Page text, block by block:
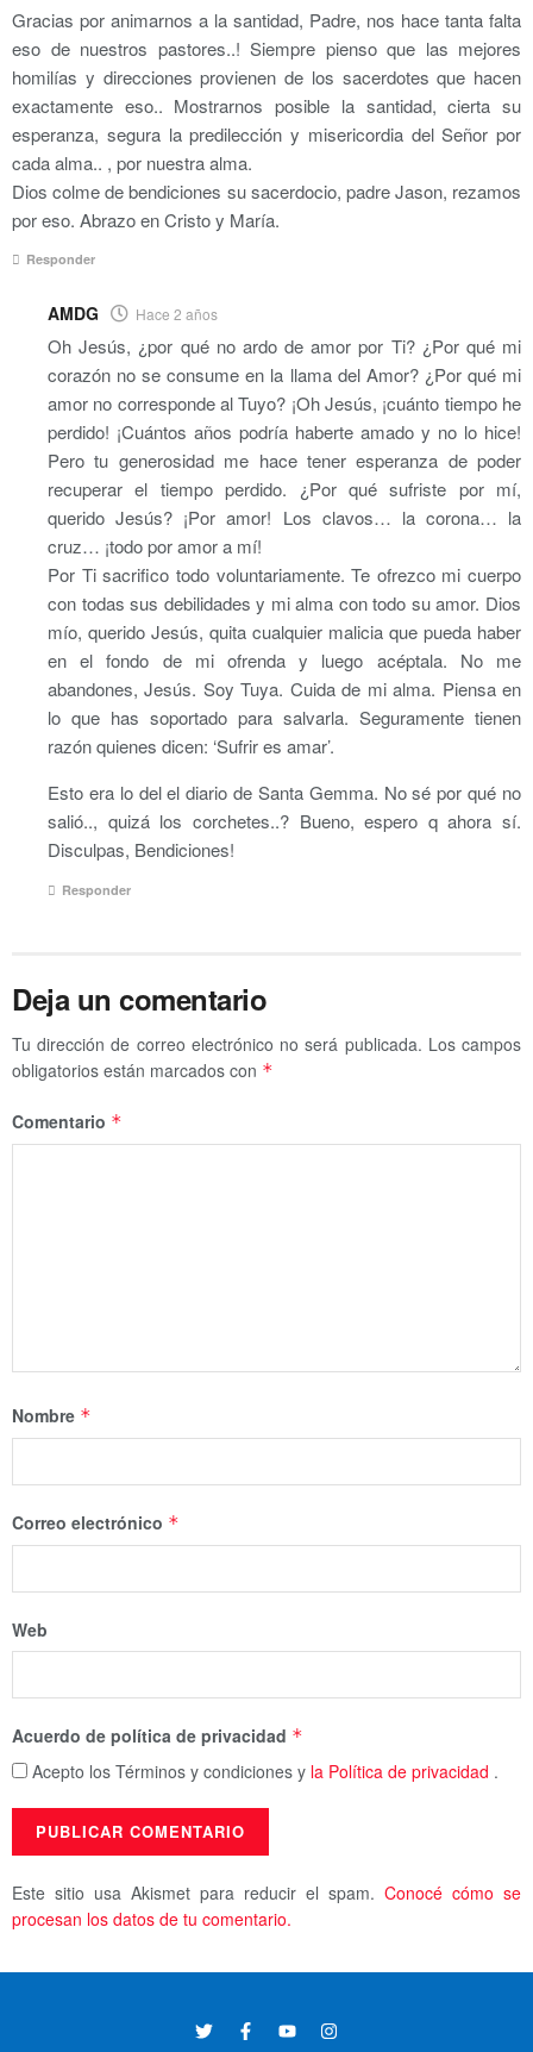
Gracias por animarnos a la santidad, Padre, nos hace tanta falta
eso de nuestros pastores..! Siempre pienso que las mejores
homilías y direcciones provienen de los sacerdotes que hacen
exactamente eso.. Mostrarnos posible la santidad, cierta su
esperanza, segura la predilección y misericordia del Señor por
cada alma.. , por nuestra alma.
Dios colme de bendiciones su sacerdocio, padre Jason, rezamos
por eso. Abrazo en Cristo y María.
Responder
AMDG Hace 2 años
Oh Jesús, ¿por qué no ardo de amor por Ti? ¿Por qué mi
corazón no se consume en la llama del Amor? ¿Por qué mi
amor no corresponde al Tuyo? ¡Oh Jesús, ¡cuánto tiempo he
perdido! ¡Cuántos años podría haberte amado y no lo hice!
Pero tu generosidad me hace tener esperanza de poder
recuperar el tiempo perdido. ¿Por qué sufriste por mí,
querido Jesús? ¡Por amor! Los clavos… la corona… la
cruz… ¡todo por amor a mí!
Por Ti sacrifico todo voluntariamente. Te ofrezco mi cuerpo
con todas sus debilidades y mi alma con todo su amor. Dios
mío, querido Jesús, quita cualquier malicia que pueda haber
en el fondo de mi ofrenda y luego acéptala. No me
abandones, Jesús. Soy Tuya. Cuida de mi alma. Piensa en
lo que has soportado para salvarla. Seguramente tienen
razón quienes dicen: ‘Sufrir es amar’.
Esto era lo del el diario de Santa Gemma. No sé por qué no
salió.., quizá los corchetes..? Bueno, espero q ahora sí.
Disculpas, Bendiciones!
Responder
Deja un comentario
Tu dirección de correo electrónico no será publicada. Los campos
obligatorios están marcados con *
Comentario *
Nombre *
Correo electrónico *
Web
Acuerdo de política de privacidad *
Acepto los Términos y condiciones y la Política de privacidad .
Este sitio usa Akismet para reducir el spam. Conocé cómo se
procesan los datos de tu comentario.